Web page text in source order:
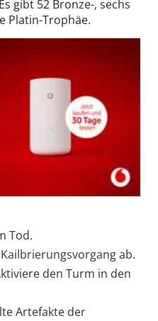
gibt 52 Bronze-, sechs
Platin-Trophäe.
Tod.
ab.
den Turm in den
Artefakte der